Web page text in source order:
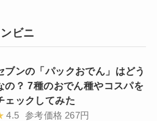
ビニ
ブンの「パックおでん」はどう
の？ 7種のおでん種やコスパを
ェックしてみた
4.5 参考価格 267円